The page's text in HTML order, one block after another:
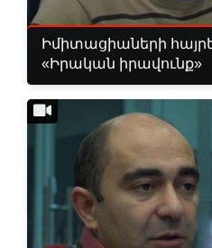
Իմիտացիաների
«Իրական իրավունք»